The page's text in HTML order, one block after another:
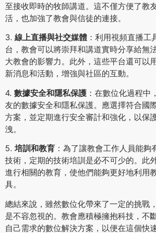
至接收即時的牧師講道。這不僅方便了教
活，也加強了教會與信徒的連接。
3. 線上直播與社交媒體 ：利用視頻直播工
台，教會可以將崇拜和講道實時分享給無
大教會的影響力。此外，這些平台還可以
新消息和活動，增強與社區的互動。
4. 數據安全和隱私保護 ：在數位化過程中
友的數據安全和隱私保護。應選擇符合國
方案，並定期進行安全審計和強化，以保
洩。
5. 培訓和教育 ：為了讓教會工作人員能夠
技術，定期的技術培訓是必不可少的。此
進行相關的教育，使他們能夠更好地利用
具。
總結來說，雖然數位化帶來了一定的挑戰
是不容忽視的。教會應積極擁抱科技，不
自己需求的數位解決方案，以便在這個快